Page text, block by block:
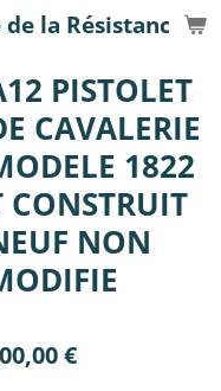
la Résistance
PISTOLET
CAVALERIE
1822
CONSTRUIT
NON
€